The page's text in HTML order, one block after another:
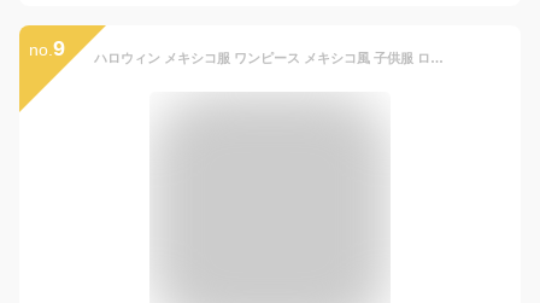
no. 9 ハロウィン メキシコ服 ワンピース メキシコ風 子供服 ロング丈 コスチューム ストライプ 民族衣装 2点セット ワンピース+髪飾り キッズ コスプレ衣装 パーティー ステージ 女の子 余興 パーティーグッズ イベント用品 Halloween 衣装 Party 演出